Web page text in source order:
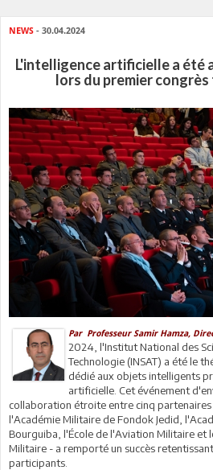
NEWS - 30.04.2024
L'intelligence artificielle a été
lors du premier congrès
Par Professeur Samir Hamza,
2024, l'Institut National des
Technologie (INSAT) a été le
dédié aux objets intelligents
artificielle. Cet événement
collaboration étroite entre cinq partenaires
l'Académie Militaire de Fondok Jedid,
Bourguiba, l'École de l'Aviation Militaire et
Militaire - a remporté un succès
participants.